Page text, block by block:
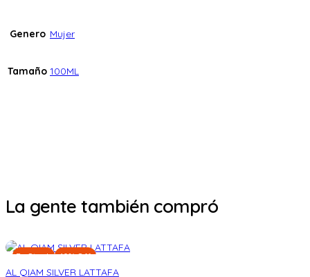
Genero Mujer
Tamaño 100ML
La gente también compró
En Stock 10% Off
AL QIAM SILVER LATTAFA